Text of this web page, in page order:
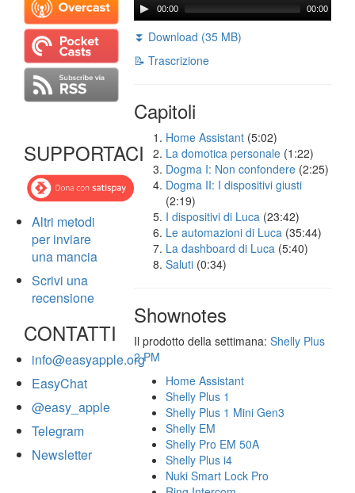
SUPPORTACI
Altri metodi
per inviare
una mancia
Scrivi una
recensione
CONTATTI
info@easyapple.org
EasyChat
@easy_apple
Telegram
Newsletter
00:00 00:00
⏬ Download (35 MB)
📝 Trascrizione
Capitoli
Home Assistant (5:02)
La domotica personale (1:22)
Dogma I: Non confondere (2:25)
Dogma II: I dispositivi giusti
(2:19)
I dispositivi di Luca (23:42)
Le automazioni di Luca (35:44)
La dashboard di Luca (5:40)
Saluti (0:34)
Shownotes
Il prodotto della settimana:Shelly Plus
2 PM
Home Assistant
Shelly Plus 1
Shelly Plus 1 Mini Gen3
Shelly EM
Shelly Pro EM 50A
Shelly Plus i4
Nuki Smart Lock Pro